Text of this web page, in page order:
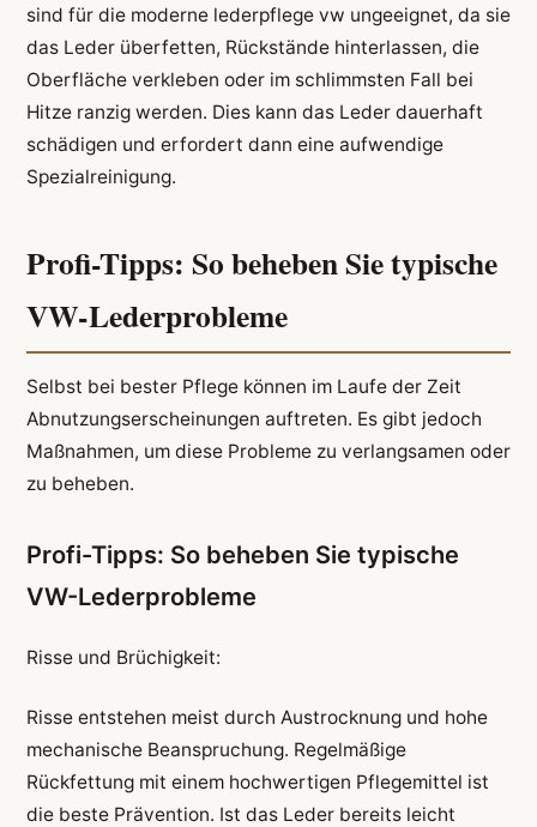
sind für die moderne lederpflege vw ungeeignet, da sie
das Leder überfetten, Rückstände hinterlassen, die
Oberfläche verkleben oder im schlimmsten Fall bei
Hitze ranzig werden. Dies kann das Leder dauerhaft
schädigen und erfordert dann eine aufwendige
Spezialreinigung.
Profi-Tipps: So beheben Sie typische
VW-Lederprobleme
Selbst bei bester Pflege können im Laufe der Zeit
Abnutzungserscheinungen auftreten. Es gibt jedoch
Maßnahmen, um diese Probleme zu verlangsamen oder
zu beheben.
Profi-Tipps: So beheben Sie typische
VW-Lederprobleme
Risse und Brüchigkeit:
Risse entstehen meist durch Austrocknung und hohe
mechanische Beanspruchung. Regelmäßige
Rückfettung mit einem hochwertigen Pflegemittel ist
die beste Prävention. Ist das Leder bereits leicht